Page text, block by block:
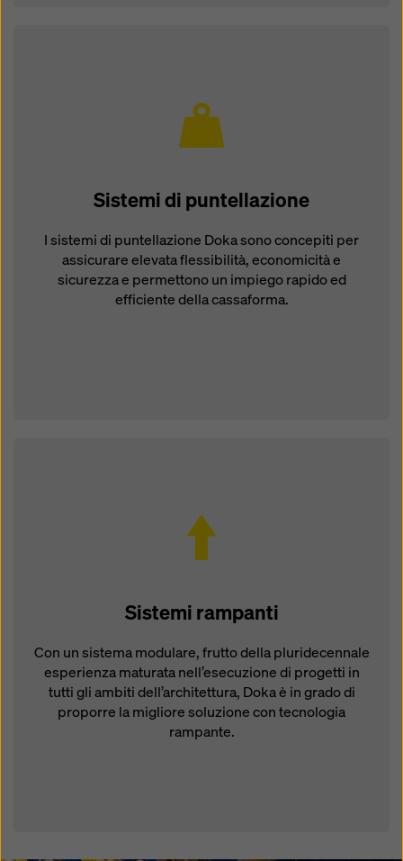
Sistemi di puntellazione
I sistemi di puntellazione Doka sono concepiti per
assicurare elevata flessibilità, economicità e
sicurezza e permettono un impiego rapido ed
efficiente della cassaforma.
Sistemi rampanti
Con un sistema modulare, frutto della pluridecennale
esperienza maturata nell’esecuzione di progetti in
tutti gli ambiti dell’architettura, Doka è in grado di
proporre la migliore soluzione con tecnologia
rampante.